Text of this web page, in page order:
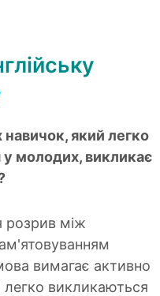
який легко
у молодих, викликає
розрив між
вимагає активно
легко викликаються